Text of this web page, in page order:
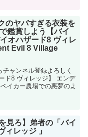
のヤバすぎる衣装を
鑑賞しよう【バイ
オハザード8 ヴィレ
Evil 8 Village
ャンネル登録よろしく
ド8 ヴィレッジ】 エンデ
イカー農場での悪夢のよ
見ろ】弟者の「バイ
ィレッジ 」